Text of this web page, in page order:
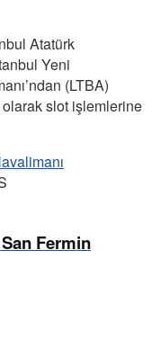
Atatürk
Yeni
(LTBA)
slot işlemlerine
Fermin